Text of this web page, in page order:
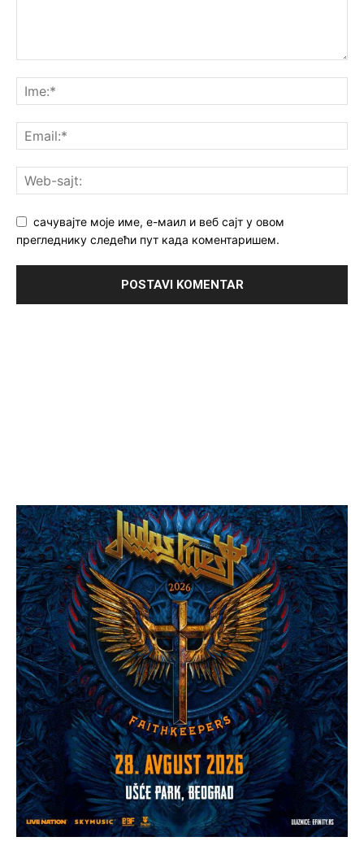
сачувајте моје име, е-маил и веб сајт у овом
прегледнику следећи пут када коментаришем.